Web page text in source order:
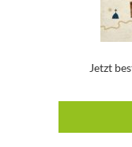
Jetzt